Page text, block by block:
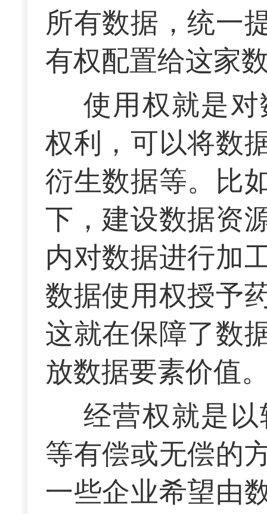
所有数据，统一
有权配置给这家
使用权就是
权利，可以将数
衍生数据等。比
下，建设数据资
内对数据进行加
数据使用权授予
这就在保障了数
放数据要素价值
经营权就是
等有偿或无偿的
一些企业希望由